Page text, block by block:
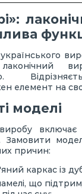
українського
елемент на
моделі
включає
Замовити
причин:
каркас із
що